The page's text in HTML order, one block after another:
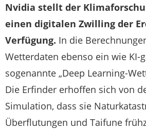
Nvidia stellt der
einen digitalen Zwilling der
Verfügung. In die
Wetterdaten ebenso ein wie KI-
sogenannte „Deep Learning-
Die Erfinder erhoffen sich von
Simulation, dass sie
Überflutungen und Taifune